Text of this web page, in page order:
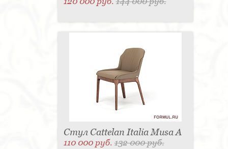
Стул Cattelan Italia Musa A
110 000 руб.132 000 руб.